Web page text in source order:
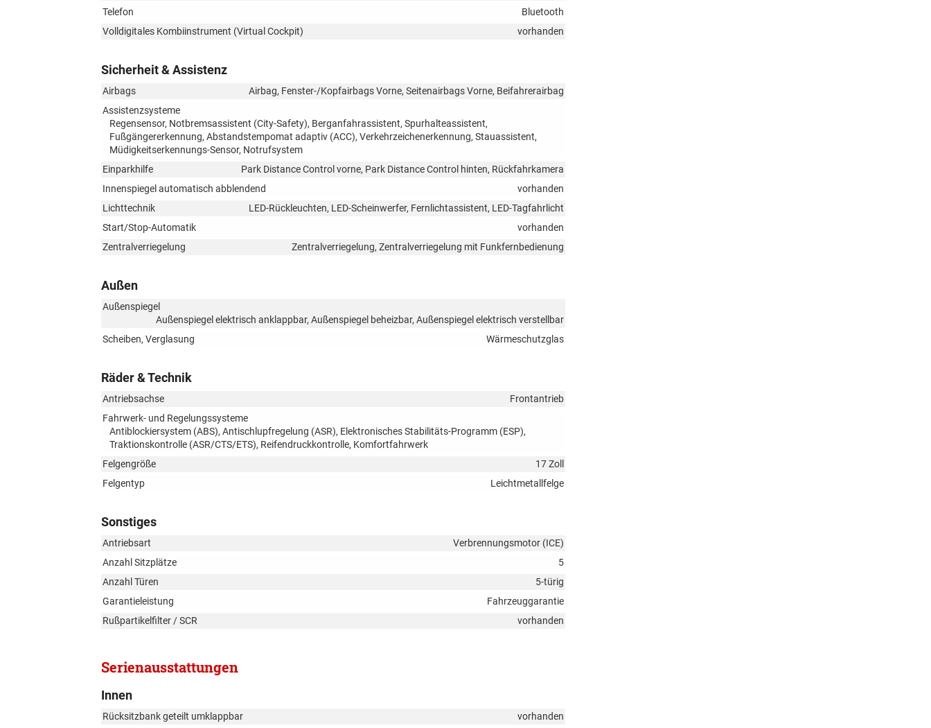
Telefon
Bluetooth
Volldigitales Kombiinstrument (Virtual Cockpit)
vorhanden
Sicherheit & Assistenz
Airbags
Airbag, Fenster-/Kopfairbags Vorne, Seitenairbags Vorne, Beifahrerairbag
Assistenzsysteme
Regensensor, Notbremsassistent (City-Safety), Berganfahrassistent, Spurhalteassistent,
Fußgängererkennung, Abstandstempomat adaptiv (ACC), Verkehrzeichenerkennung, Stauassistent,
Müdigkeitserkennungs-Sensor, Notrufsystem
Einparkhilfe
Park Distance Control vorne, Park Distance Control hinten, Rückfahrkamera
Innenspiegel automatisch abblendend
vorhanden
Lichttechnik
LED-Rückleuchten, LED-Scheinwerfer, Fernlichtassistent, LED-Tagfahrlicht
Start/Stop-Automatik
vorhanden
Zentralverriegelung
Zentralverriegelung, Zentralverriegelung mit Funkfernbedienung
Außen
Außenspiegel
Außenspiegel elektrisch anklappbar, Außenspiegel beheizbar, Außenspiegel elektrisch verstellbar
Scheiben, Verglasung
Wärmeschutzglas
Räder & Technik
Antriebsachse
Frontantrieb
Fahrwerk- und Regelungssysteme
Antiblockiersystem (ABS), Antischlupfregelung (ASR), Elektronisches Stabilitäts-Programm (ESP),
Traktionskontrolle (ASR/CTS/ETS), Reifendruckkontrolle, Komfortfahrwerk
Felgengröße
17 Zoll
Felgentyp
Leichtmetallfelge
Sonstiges
Antriebsart
Verbrennungsmotor (ICE)
Anzahl Sitzplätze
5
Anzahl Türen
5-türig
Garantieleistung
Fahrzeuggarantie
Rußpartikelfilter / SCR
vorhanden
Serienausstattungen
Innen
Rücksitzbank geteilt umklappbar
vorhanden